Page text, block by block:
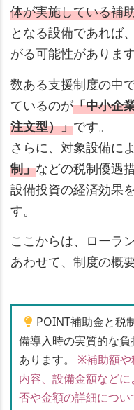
体が実施している補
となる設備であれば
がる可能性があります
数ある支援制度の中
ているのが「中小企
注文型）」です。
さらに、対象設備に
制」などの税制優遇
設備投資の経済効果
す。
ここからは、ローラ
あわせて、制度の概
POINT補助金と税
備導入時の実質的な
あります。 ※補助額や
内容、設備金額など
否や金額の詳細につ